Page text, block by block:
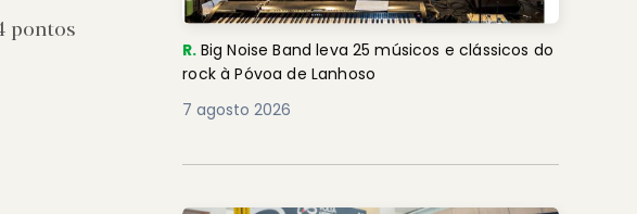
pontos
R. Big Noise Band leva 25 músicos e clássicos do
rock à Póvoa de Lanhoso
7 agosto 2026